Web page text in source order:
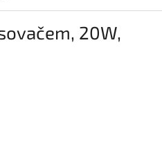
20W,